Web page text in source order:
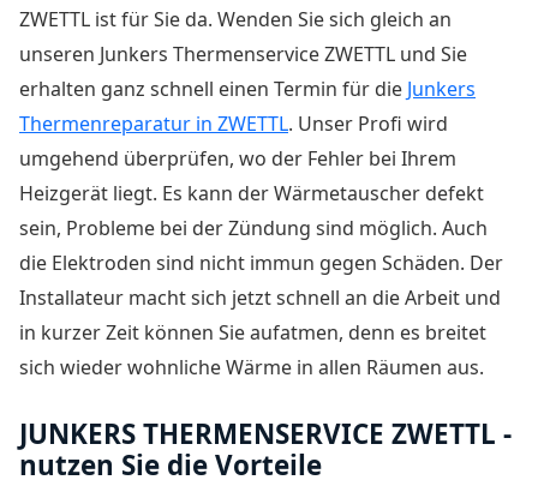
ZWETTL ist für Sie da. Wenden Sie sich gleich an
unseren Junkers Thermenservice ZWETTL und Sie
erhalten ganz schnell einen Termin für die Junkers
Thermenreparatur in ZWETTL. Unser Profi wird
umgehend überprüfen, wo der Fehler bei Ihrem
Heizgerät liegt. Es kann der Wärmetauscher defekt
sein, Probleme bei der Zündung sind möglich. Auch
die Elektroden sind nicht immun gegen Schäden. Der
Installateur macht sich jetzt schnell an die Arbeit und
in kurzer Zeit können Sie aufatmen, denn es breitet
sich wieder wohnliche Wärme in allen Räumen aus.
JUNKERS THERMENSERVICE ZWETTL -
nutzen Sie die Vorteile